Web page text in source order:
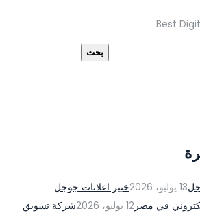
Best
13 يوليو، 2026
خبير اعلانات جوجل
12 يوليو، 2026
شركة تسويق